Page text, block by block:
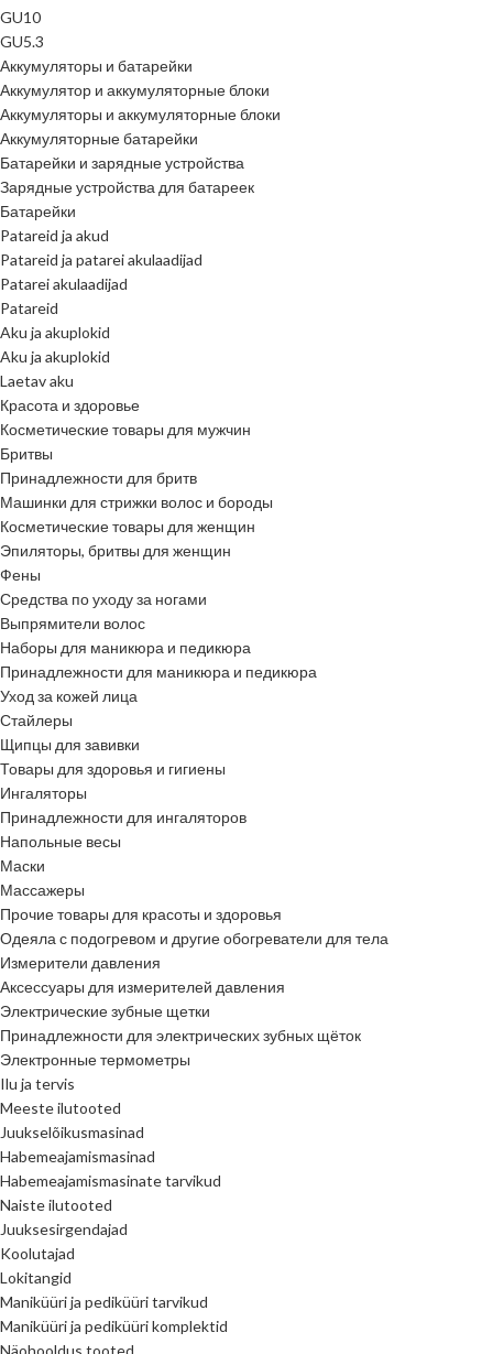
GU10
GU5.3
Аккумуляторы и батарейки
Аккумулятор и аккумуляторные блоки
Аккумуляторы и аккумуляторные блоки
Аккумуляторные батарейки
Батарейки и зарядные устройства
Зарядные устройства для батареек
Батарейки
Patareid ja akud
Patareid ja patarei akulaadijad
Patarei akulaadijad
Patareid
Aku ja akuplokid
Aku ja akuplokid
Laetav aku
Красота и здоровье
Косметические товары для мужчин
Бритвы
Принадлежности для бритв
Машинки для стрижки волос и бороды
Косметические товары для женщин
Эпиляторы, бритвы для женщин
Фены
Средства по уходу за ногами
Выпрямители волос
Наборы для маникюра и педикюра
Принадлежности для маникюра и педикюра
Уход за кожей лица
Стайлеры
Щипцы для завивки
Товары для здоровья и гигиены
Ингаляторы
Принадлежности для ингаляторов
Напольные весы
Маски
Массажеры
Прочие товары для красоты и здоровья
Одеяла с подогревом и другие обогреватели для тела
Измерители давления
Аксессуары для измерителей давления
Электрические зубные щетки
Принадлежности для электрических зубных щёток
Электронные термометры
Ilu ja tervis
Meeste ilutooted
Juukselõikusmasinad
Habemeajamismasinad
Habemeajamismasinate tarvikud
Naiste ilutooted
Juuksesirgendajad
Koolutajad
Lokitangid
Maniküüri ja pediküüri tarvikud
Maniküüri ja pediküüri komplektid
Näohooldus tooted